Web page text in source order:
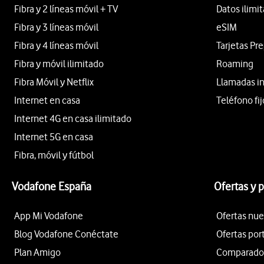
Fibra y 2 líneas móvil + TV
Fibra y 3 líneas móvil
Fibra y 4 líneas móvil
Fibra y móvil ilimitado
Fibra Móvil y Netflix
Internet en casa
Internet 4G en casa ilimitado
Internet 5G en casa
Fibra, móvil y fútbol
Datos
eSIM
Tarjetas
Roaming
Llamadas
Teléfono
Vodafone España
App Mi Vodafone
Blog Vodafone Conéctate
Plan Amigo
Ofertas y
Ofertas
Ofertas